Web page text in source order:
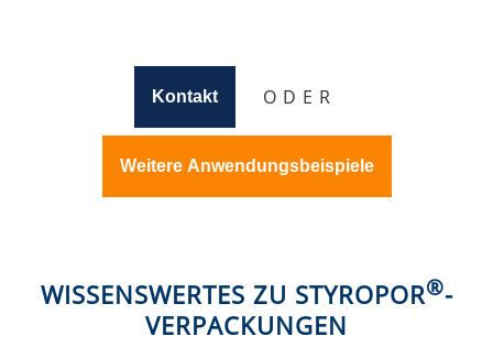
Kontakt O D E R
Weitere Anwendungsbeispiele
WISSENSWERTES ZU STYROPOR®-
VERPACKUNGEN